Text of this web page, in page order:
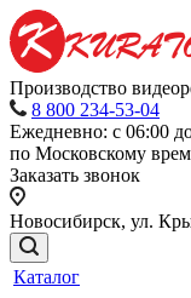
Производство
8 800 234-53-04
Ежедневно: с 06:00
по Московскому
Заказать звонок
Новосибирск, ул.
Каталог